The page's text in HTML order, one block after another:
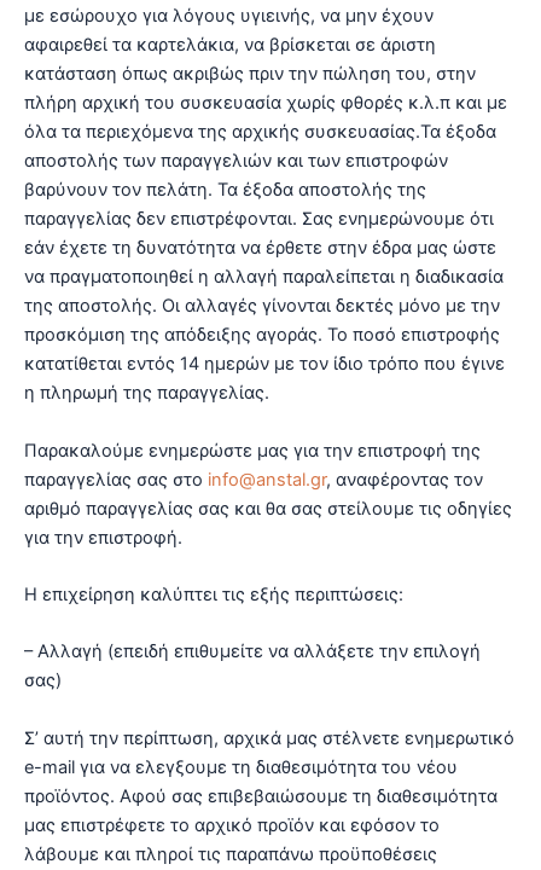
με εσώρουχο για λόγους υγιεινής, να μην έχουν
αφαιρεθεί τα καρτελάκια, να βρίσκεται σε άριστη
κατάσταση όπως ακριβώς πριν την πώληση του, στην
πλήρη αρχική του συσκευασία χωρίς φθορές κ.λ.π και με
όλα τα περιεχόμενα της αρχικής συσκευασίας.Τα έξοδα
αποστολής των παραγγελιών και των επιστροφών
βαρύνουν τον πελάτη. Τα έξοδα αποστολής της
παραγγελίας δεν επιστρέφονται. Σας ενημερώνουμε ότι
εάν έχετε τη δυνατότητα να έρθετε στην έδρα μας ώστε
να πραγματοποιηθεί η αλλαγή παραλείπεται η διαδικασία
της αποστολής. Oι αλλαγές γίνονται δεκτές μόνο με την
προσκόμιση της απόδειξης αγοράς. Το ποσό επιστροφής
κατατίθεται εντός 14 ημερών με τον ίδιο τρόπο που έγινε
η πληρωμή της παραγγελίας.
Παρακαλούμε ενημερώστε μας για την επιστροφή της
παραγγελίας σας στο info@anstal.gr, αναφέροντας τον
αριθμό παραγγελίας σας και θα σας στείλουμε τις οδηγίες
για την επιστροφή.
Η επιχείρηση καλύπτει τις εξής περιπτώσεις:
– Αλλαγή (επειδή επιθυμείτε να αλλάξετε την επιλογή
σας)
Σ’ αυτή την περίπτωση, αρχικά μας στέλνετε ενημερωτικό
e-mail για να ελεγξουμε τη διαθεσιμότητα του νέου
προϊόντος. Αφού σας επιβεβαιώσουμε τη διαθεσιμότητα
μας επιστρέφετε το αρχικό προϊόν και εφόσον το
λάβουμε και πληροί τις παραπάνω προϋποθέσεις